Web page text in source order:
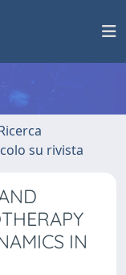
su rivista
IN